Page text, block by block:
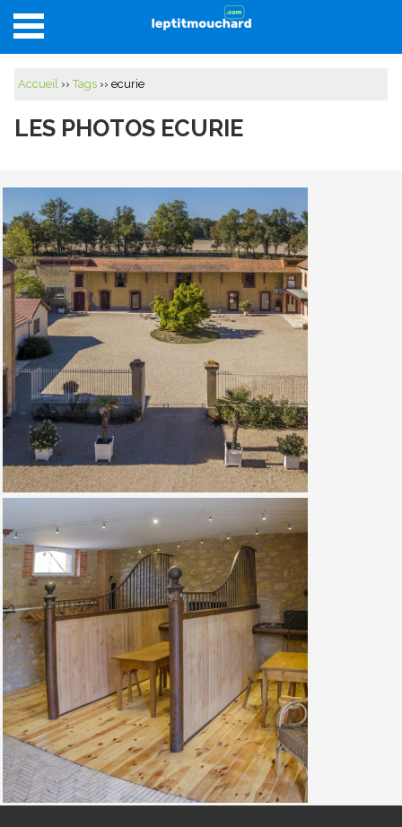
Sorties
Se connecter
S'inscrire
Accueil ››Tags›› ecurie
LES PHOTOS ECURIE